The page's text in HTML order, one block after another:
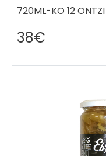
720ML-KO 12 ONTZI
38€